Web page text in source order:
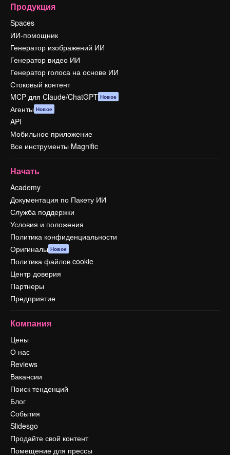
Продукция
Spaces
ИИ-помощник
Генератор изображений ИИ
Генератор видео ИИ
Генератор голоса на основе ИИ
Стоковый контент
MCP для Claude/ChatGPT Новое
Агенты Новое
API
Мобильное приложение
Все инструменты Magnific
Начать
Academy
Документация по Пакету ИИ
Служба поддержки
Условия и положения
Политика конфиденциальности
Оригиналы Новое
Политика файлов cookie
Центр доверия
Партнеры
Предприятие
Компания
Цены
О нас
Reviews
Вакансии
Поиск тенденций
Блог
События
Slidesgo
Продайте свой контент
Помещение для прессы